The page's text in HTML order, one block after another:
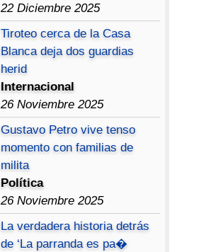
22 Diciembre 2025
Tiroteo cerca de la Casa
Blanca deja dos guardias
herid
Internacional
26 Noviembre 2025
Gustavo Petro vive tenso
momento con familias de
milita
Política
26 Noviembre 2025
La verdadera historia detrás
de ‘La parranda es pa�